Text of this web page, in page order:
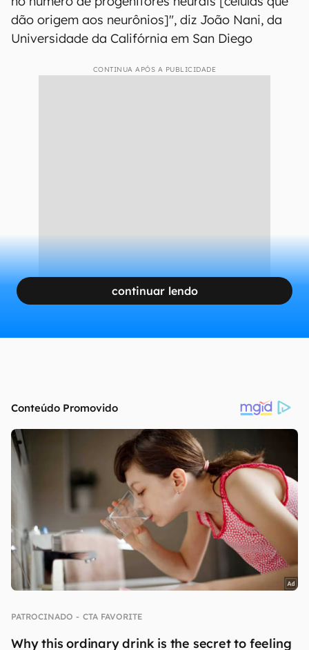
dão origem aos neurônios]", diz João Nani, da
Universidade da Califórnia em San Diego
CONTINUA APÓS A PUBLICIDADE
continuar lendo